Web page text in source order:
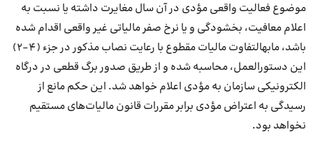
موضوع فعالیت واقعی مؤدی در آن سال مغایرت داشته یا نسبت به
اعلام معافیت، بخشودگی و یا نرخ صفر مالیاتی غیر واقعی اقدام شده
باشد، مابهالتفاوت مالیات مقطوع با رعایت نصاب مذکور در جزء (۴-۲)
این دستورالعمل، محاسبه شده و از طریق صدور برگ قطعی در درگاه
الکترونیکی سازمان به مؤدی اعلام خواهد شد. این حکم مانع از
رسیدگی به اعتراض مؤدی برابر مقررات قانون مالیات‌های مستقیم
نخواهد بود.